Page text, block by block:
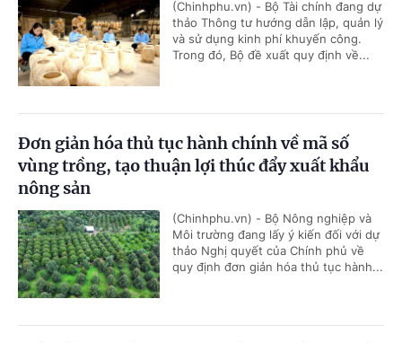
(Chinhphu.vn) - Bộ Tài chính đang dự
thảo Thông tư hướng dẫn lập, quản lý
và sử dụng kinh phí khuyến công.
Trong đó, Bộ đề xuất quy định về...
Đơn giản hóa thủ tục hành chính về mã số
vùng trồng, tạo thuận lợi thúc đẩy xuất khẩu
nông sản
(Chinhphu.vn) - Bộ Nông nghiệp và
Môi trường đang lấy ý kiến đối với dự
thảo Nghị quyết của Chính phủ về
quy định đơn giản hóa thủ tục hành...